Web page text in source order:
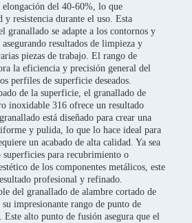
del 40-60%, lo que
resistencia durante el uso. Esta
granallado se adapte a los contornos y
resultados de limpieza y
piezas de trabajo. El rango de
la eficiencia y precisión general del
perfiles de superficie deseados.
de la superficie, el granallado de
inoxidable 316 ofrece un resultado
está diseñado para crear una
y pulida, lo que lo hace ideal para
un acabado de alta calidad. Ya sea
superficies para recubrimiento o
de los componentes metálicos, este
profesional y refinado.
del granallado de alambre cortado de
impresionante rango de punto de
Este alto punto de fusión asegura que el